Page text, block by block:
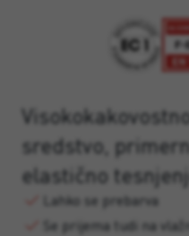
sredstvo,
elastično
Lahko se prebarva
Se prijema tudi na